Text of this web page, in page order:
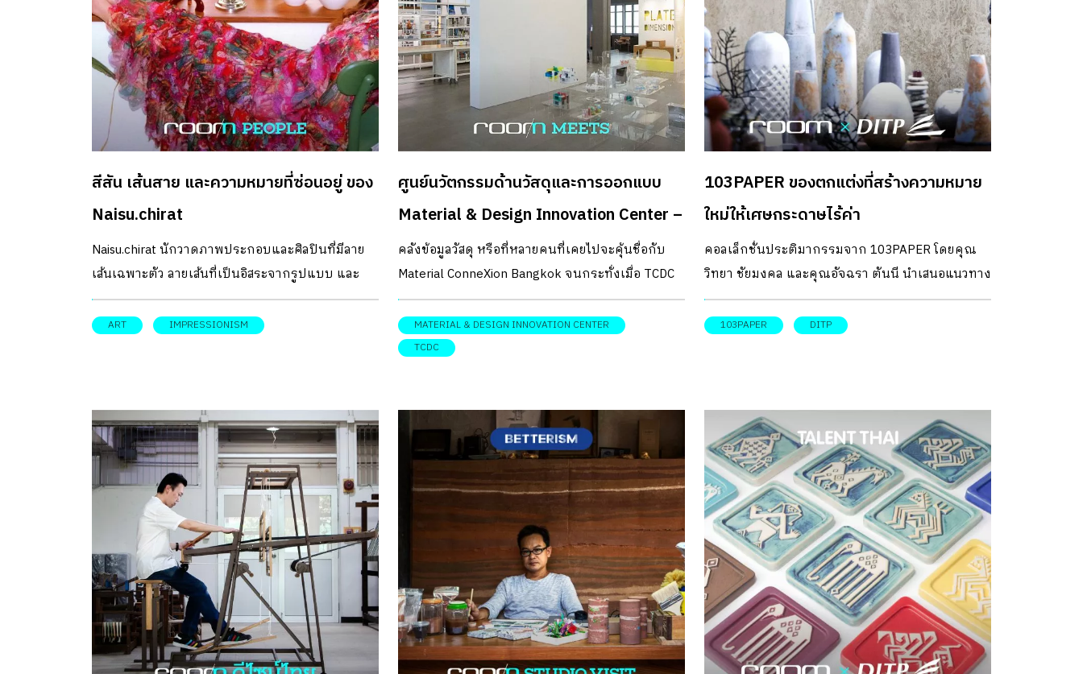
สีสัน เส้นสาย และความหมายที่ซ่อนอยู่ ของ
Naisu.chirat
Naisu.chirat นักวาดภาพประกอบและศิลปินที่มีลาย
เส้นเฉพาะตัว ลายเส้นที่เป็นอิสระจากรูปแบบ และ
กรอบความคิดใดๆ เพราะเธอเชื่อว่า ศิลปะที่แท้คือ
อิสระภาพที่บุคคลหนึ่งๆนั้นจะได้แสดงออก ศิลปะคือ
สีสันแบบ Impressionism ที่น่าสนใจอย่างที่เห็น ซึ่งวัน
นี้ room ได้รับเกียรติจาก Naisu.Chirat หรือ คุณไนซ์
ปริยนาถ จิรัฐฐิติกาล มาพูดคุยถึงแนวคิด และที่มา
ของสไตล์งาน รวมถึงเกร็ดการทำงานอันน่าสนใจ ที่
จะเป็นอย่างไรนั้น ก็ต้องขอให้ทุกคนลองไปอ่านดู
พร้อมๆกัน กว่าจะมาเป็น Naisu.chirat “เราวาดรูปมา
ตลอดเลย” คุณไนซ์เริ่มต้นเล่าให้เราฟัง “ตั้งแต่จับ
ดินสอได้ก็วาดรูปมาตลอด เราชอบการ์ตูนญี่ปุ่นและ
โชคดีที่ทางบ้านก็ไม่ได้ว่าอะไร เค้าไม่ได้มีกรอบมาว่า
ต้องทำอย่างนั้น หรืออย่างนี้ และเพราะอย่างนี้ ทุกๆ
เวลาว่างตลอดมาของเราก็จะกลายเป็นเวลาของการ
ART IMPRESSIONISM
ศูนย์นวัตกรรมด้านวัสดุและการออกแบบ
Material & Design Innovation Center –
TCDC
คลังข้อมูลวัสดุ หรือที่หลายคนที่เคยไปจะคุ้นชื่อกับ
Material ConneXion Bangkok จนกระทั่งเมื่อ TCDC
ได้ย้ายมาอยู่ที่เจริญกรุงจึงได้มีการปรับเปลี่ยนขยาย
พื้นที่ เป็นศูนย์นวัตกรรมด้านวัสดุและการออกแบบ
Material & Design Innovation Center – TCDC โดยมี
ขอบเขตการทำงานที่เข้มข้นมากขึ้น ซึ่งมีความน่า
สนใจทั้งต่อผู้ประกอบการและนักออกแบบเป็นอย่าง
มาก โดยครั้งนี้ room magazine ได้รับเกียรติจาก
ดร.ดารารัตน์ เมฆเกรียงไกร ผู้เชี่ยวชาญด้านวิจัยวัสดุ
จาก TCDC และเป็นผู้ดูแลศูนย์นวัตกรรมด้านวัสดุ
และการออกแบบ Material & Design Innovation
Center รวมทั้ง Material ConneXion Bangkok มาบ
อกเล่าถึงสิ่งที่น่าสนใจ และสิ่งที่ศูนย์นวัตกรรมด้าน
วัสดุและการออกแบบ จะสามารถช่วยส่งเสริมผู้
ประกอบการและนักออกแบบได้อย่างไรบ้าง จาก
Material ConneXion Bangkok สู่ Material & Design
MATERIAL & DESIGN INNOVATION CENTER
TCDC
103PAPER ของตกแต่งที่สร้างความหมาย
ใหม่ให้เศษกระดาษไร้ค่า
คอลเล็กชั่นประติมากรรมจาก 103PAPER โดยคุณ
วิทยา ชัยมงคล และคุณอัจฉรา ตันนี นำเสนอแนวทาง
ใหม่ของผลิตภัณฑ์ตกแต่งบ้าน ด้วยวัสดุเรียบง่าย
อย่างดินกระดาษ ที่ทำมาจากเศษกระดาษใช้แล้ว
Talent Thai โดย DITP หรือ กรมส่งเสริมการค้า
ระหว่างประเทศ กระทรวงพาณิชย์ หลังจากจบการ
ศึกษาจากคณะมัณฑนศิลป์ มหาวิทยาลัยศิลปากร
คุณวิทยาทำงานในอุตสาหกรรมภาพยนตร์มาตลอด
เขาคือผู้กำกับศิลป์ที่อยู่เบื้องหลังหนังดังหลายเรื่อง
ไปจนถึงภาพยนตร์โฆษณามากมาย และเมื่ออาร์ตได
เร็กเตอร์หันมาสร้างแบรนด์ของตกแต่งบ้านจาก
งานอดิเรกที่เขาหลงใหล 103PAPER จึงเป็นเหมือน
คอลเล็กชั่นงานศิลปะ ที่ถ่ายทอดแนวคิด และตัวตน
ของคุณวิทยาได้อย่างชัดเจน ก่อนเกิด 103PAPER
“สิบกว่าปีก่อน ตอนที่ทำงานฟรีแลนซ์เป็นอาร์ตได
103PAPER DITP